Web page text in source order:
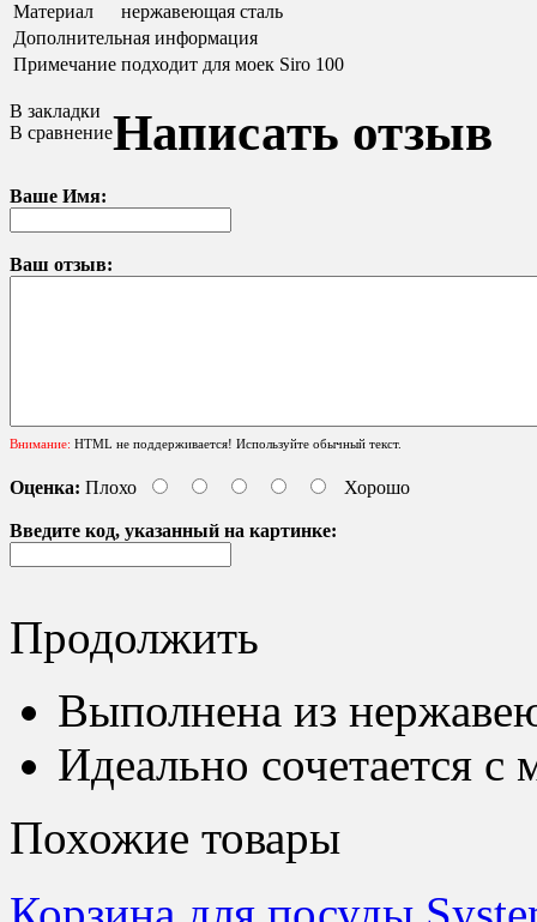
Материал
нержавеющая сталь
Дополнительная информация
Примечание подходит для моек Siro 100
В закладки
В сравнениеНаписать отзыв
Ваше Имя:
Ваш отзыв:
Внимание: HTML не поддерживается! Используйте обычный текст.
Оценка: Плохо Хорошо
Введите код, указанный на картинке:
Продолжить
Выполнена из
Идеально сочетается
Похожие товары